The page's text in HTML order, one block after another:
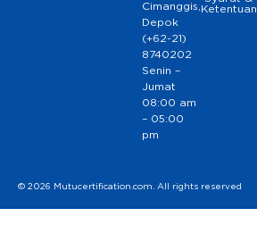
Cimanggis,
Depok
(+62-21)
8740202
Senin –
Jumat
08:00 am
– 05:00
pm
Ketentuan
© 2026 Mutucertification.com. All rights reserved